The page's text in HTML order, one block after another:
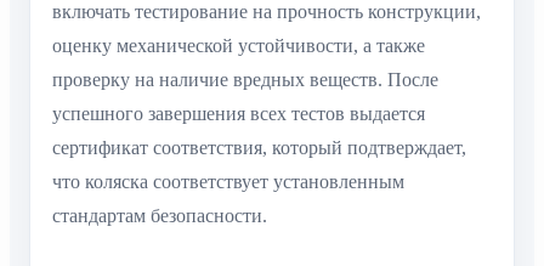
включать тестирование на прочность конструкции,
оценку механической устойчивости, а также
проверку на наличие вредных веществ. После
успешного завершения всех тестов выдается
сертификат соответствия, который подтверждает,
что коляска соответствует установленным
стандартам безопасности.